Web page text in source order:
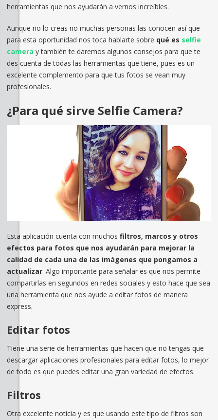
herramientas que nos ayudarán a vernos increíbles.
Aunque no lo creas no muchas personas las conocen así que
para esta oportunidad nos toca hablarte sobre qué es selfie
camera y también te daremos algunos consejos para que te
des cuenta de todas las herramientas que tiene, pues es un
excelente complemento para que tus fotos se vean muy
profesionales.
¿Para qué sirve Selfie Camera?
Esta aplicación cuenta con muchos filtros, marcos y otros
efectos para fotos que nos ayudarán para mejorar la
calidad de cada una de las imágenes que pongamos a
actualizar. Algo importante para señalar es que nos permite
compartirlas en segundos en redes sociales y esto hace que sea
una herramienta que nos ayude a editar fotos de manera
express.
Editar fotos
Tiene una serie de herramientas que hacen que no tengas que
descargar aplicaciones profesionales para editar fotos, lo mejor
de todo es que puedes editar una gran variedad de efectos.
Filtros
Otra excelente noticia y es que usando este tipo de filtros son